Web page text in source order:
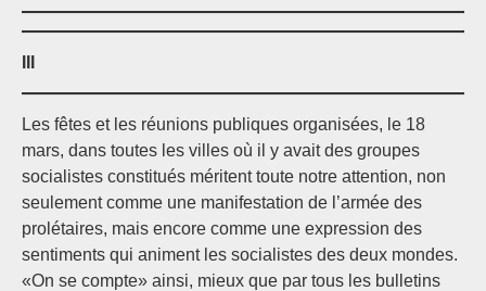
Les fêtes et les réunions publiques organisées, le 18
mars, dans toutes les villes où il y avait des groupes
socialistes constitués méritent toute notre attention, non
seulement comme une manifestation de l’armée des
prolétaires, mais encore comme une expression des
sentiments qui animent les socialistes des deux mondes.
«On se compte» ainsi, mieux que par tous les bulletins